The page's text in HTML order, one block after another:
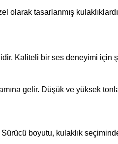
tasarlanmış
Kaliteli bir ses deneyimi için
gelir. Düşük ve yüksek
boyutu, kulaklık